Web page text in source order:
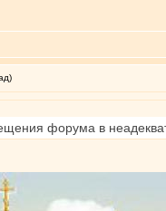
форума в